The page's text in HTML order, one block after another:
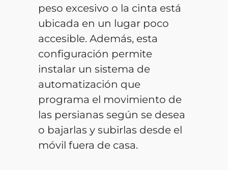
peso excesivo o la cinta está
ubicada en un lugar poco
accesible. Además, esta
configuración permite
instalar un sistema de
automatización que
programa el movimiento de
las persianas según se desea
o bajarlas y subirlas desde el
móvil fuera de casa.